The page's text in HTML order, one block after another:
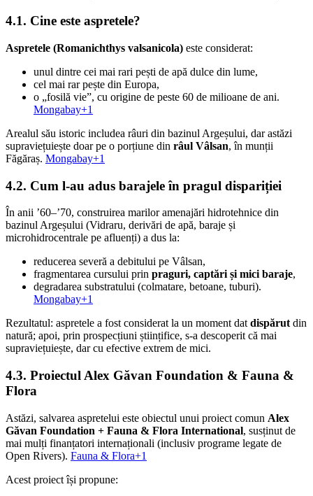
4.1. Cine este aspretele?
Aspretele (Romanichthys valsanicola) este considerat:
unul dintre cei mai rari pești de apă dulce din lume,
cel mai rar pește din Europa,
o „fosilă vie”, cu origine de peste 60 de milioane de ani.
Mongabay+1
Arealul său istoric includea râuri din bazinul Argeșului, dar astăzi
supraviețuiește doar pe o porțiune din râul Vâlsan, în munții
Făgăraș. Mongabay+1
4.2. Cum l-au adus barajele în pragul dispariției
În anii ’60–’70, construirea marilor amenajări hidrotehnice din
bazinul Argeșului (Vidraru, derivări de apă, baraje și
microhidrocentrale pe afluenți) a dus la:
reducerea severă a debitului pe Vâlsan,
fragmentarea cursului prin praguri, captări și mici baraje,
degradarea substratului (colmatare, betoane, tuburi).
Mongabay+1
Rezultatul: aspretele a fost considerat la un moment dat dispărut din
natură; apoi, prin prospecțiuni științifice, s-a descoperit că mai
supraviețuiește, dar cu efective extrem de mici.
4.3. Proiectul Alex Găvan Foundation & Fauna &
Flora
Astăzi, salvarea aspretelui este obiectul unui proiect comun Alex
Găvan Foundation + Fauna & Flora International, susținut de
mai mulți finanțatori internaționali (inclusiv programe legate de
Open Rivers). Fauna & Flora+1
Acest proiect își propune: